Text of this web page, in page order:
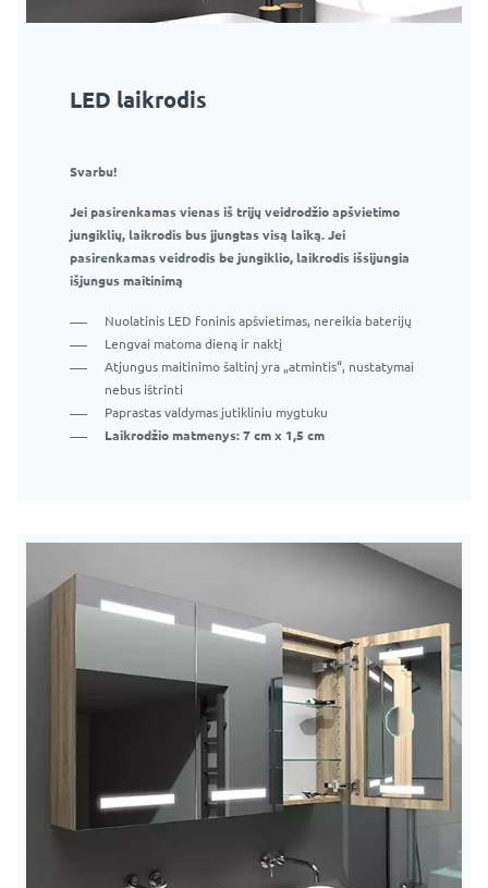
LED laikrodis
Svarbu!
Jei pasirenkamas vienas iš trijų veidrodžio apšvietimo
jungiklių, laikrodis bus įjungtas visą laiką. Jei
pasirenkamas veidrodis be jungiklio, laikrodis išsijungia
išjungus maitinimą
Nuolatinis LED foninis apšvietimas, nereikia baterijų
Lengvai matoma dieną ir naktį
Atjungus maitinimo šaltinį yra „atmintis“, nustatymai
nebus ištrinti
Paprastas valdymas jutikliniu mygtuku
Laikrodžio matmenys: 7 cm x 1,5 cm